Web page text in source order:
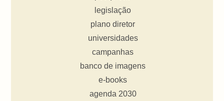
legislação
plano diretor
universidades
campanhas
banco de imagens
e-books
agenda 2030